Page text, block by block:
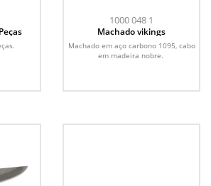
1000 048 1
Machado vikings
Machado em aço carbono 1095, cabo
em madeira nobre.